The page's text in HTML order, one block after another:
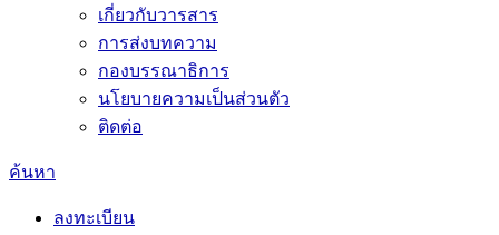
เกี่ยวกับวารสาร
การส่งบทความ
กองบรรณาธิการ
นโยบายความเป็นส่วนตัว
ติดต่อ
ค้นหา
ลงทะเบียน